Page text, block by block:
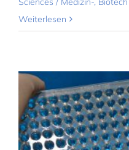
Weiterlesen